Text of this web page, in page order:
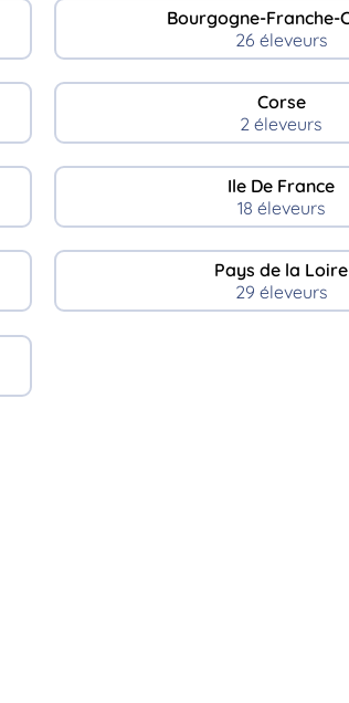
Bourgogne-Franche-
26 éleveurs
Corse
2 éleveurs
Ile De France
18 éleveurs
Pays de la Loire
29 éleveurs